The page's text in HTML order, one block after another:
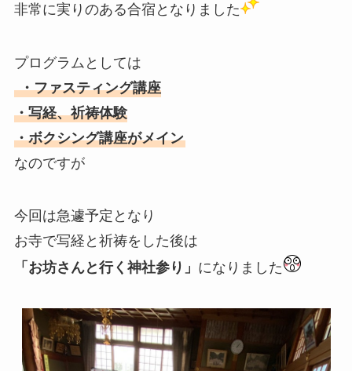
非常に実りのある合宿となりました
プログラムとしては
・ファスティング講座
・写経、祈祷体験
・ボクシング講座がメイン
なのですが
今回は急遽予定となり
お寺で写経と祈祷をした後は
「お坊さんと行く神社参り」 になりました